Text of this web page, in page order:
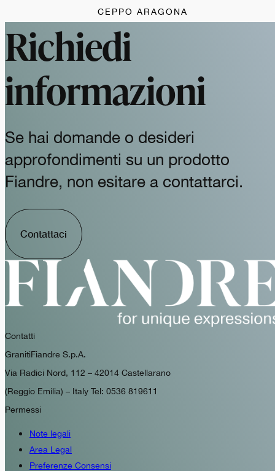
CEPPO ARAGONA
Richiedi
informazioni
Se hai domande o desideri
approfondimenti su un prodotto
Fiandre, non esitare a contattarci.
Contattaci
Contatti
GranitiFiandre S.p.A.
Via Radici Nord, 112 – 42014 Castellarano
(Reggio Emilia) – Italy Tel: 0536 819611
Permessi
Note legali
Area Legal
Preferenze Consensi